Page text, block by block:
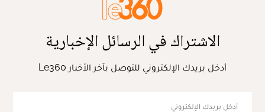
الاشتراك في الرسائل الإخبارية
أدخل بريدك الإلكتروني للتوصل بآخر الأخبار Le360